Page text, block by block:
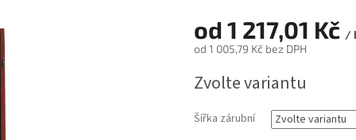
od 1 217,01 Kč /
od 1 005,79 Kč bez DPH
cena:
Zvolte variantu
Šířka zárubní